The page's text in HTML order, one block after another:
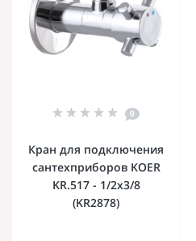
0
Кран для подключения
сантехприборов KOER
KR.517 - 1/2x3/8
(KR2878)